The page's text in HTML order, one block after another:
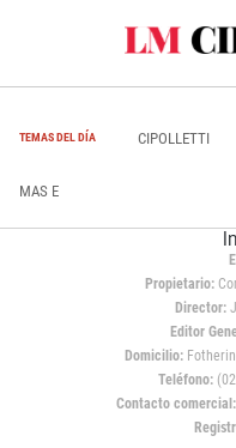
TEMAS DEL DÍA CIPOLLETTI
MAS E
Propietario:
Director:
Editor
Domicilio:
Teléfono:
Contacto comercial: